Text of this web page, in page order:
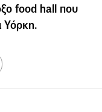
food hall που
Υόρκη.